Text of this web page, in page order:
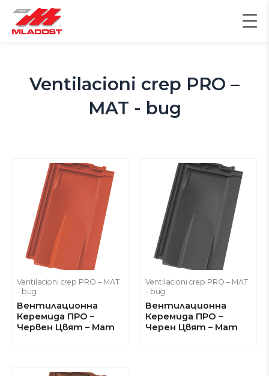
Skip
content
Ventilacioni crep PRO –
MAT - bug
Ventilacioni crep PRO – MAT
- bug
Вентилационна
Керемида ПРО –
Червен Цвят – Мат
Ventilacioni crep PRO – MAT
- bug
Вентилационна
Керемида ПРО –
Черен Цвят – Мат